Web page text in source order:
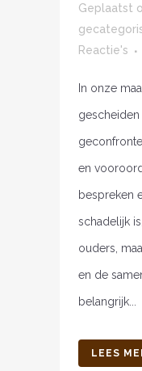
Geplaatst
Reactie's
In onze
en
bespreken
schadelijk
ouders,
en de
belangrijk...
LEES